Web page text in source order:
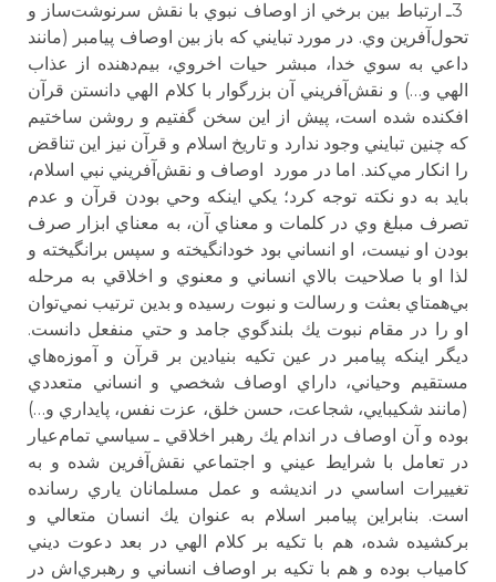
3ـ ارتباط بين برخي از اوصاف نبوي با نقش سرنوشت‌ساز و
تحول‌آفرين وي. در مورد تبايني كه باز بين اوصاف پيامبر (مانند
داعي به سوي خدا، مبشر حيات اخروي، بيم‌دهنده از عذاب
الهي و…) و نقش‌آفريني آن بزرگوار با كلام الهي دانستن قرآن
افكنده شده است، پيش از اين سخن گفتيم و روشن ساختيم
كه چنين تبايني وجود ندارد و تاريخ اسلام و قرآن نيز اين تناقض
را انكار مي‌كند. اما در مورد اوصاف و نقش‌آفريني نبي اسلام،
بايد به دو نكته توجه كرد؛ يكي اينكه وحي بودن قرآن و عدم
تصرف مبلغ وي در كلمات و معناي آن، به معناي ابزار صرف
بودن او نيست، او انساني بود خودانگيخته و سپس برانگيخته و
لذا او با صلاحيت بالاي انساني و معنوي و اخلاقي به مرحله
بي‌همتاي بعثت و رسالت و نبوت رسيده و بدين ترتيب نمي‌توان
او را در مقام نبوت يك بلندگوي جامد و حتي منفعل دانست.
ديگر اينكه پيامبر در عين تكيه بنيادين بر قرآن و آموزه‌هاي
مستقيم وحياني، داراي اوصاف شخصي و انساني متعددي
(مانند شكيبايي، شجاعت، حسن خلق، عزت نفس، پايداري و…)
بوده و آن اوصاف در اندام يك رهبر اخلاقي ـ سياسي تمام‌عيار
در تعامل با شرايط عيني و اجتماعي نقش‌آفرين شده و به
تغييرات اساسي در انديشه و عمل مسلمانان ياري رسانده
است. بنابراين پيامبر اسلام به عنوان يك انسان متعالي و
بركشيده شده،‌ هم با تكيه بر كلام الهي در بعد دعوت ديني
كامياب بوده و هم با تكيه بر اوصاف انساني و رهبري‌اش در